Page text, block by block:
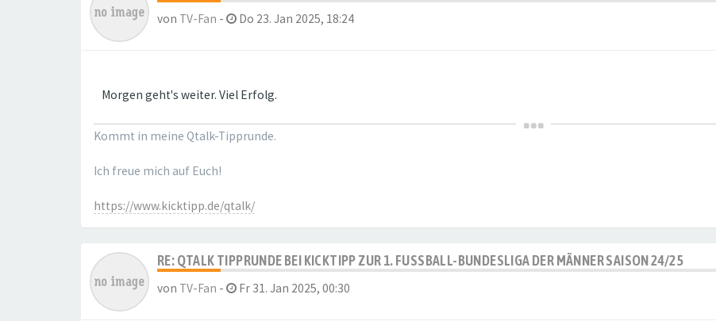
von TV-Fan - Do 23. Jan 2025, 18:24
Morgen geht's weiter. Viel Erfolg.
Kommt in meine Qtalk-Tipprunde.
Ich freue mich auf Euch!
https://www.kicktipp.de/qtalk/
RE: QTALK TIPPRUNDE BEI KICKTIPP ZUR 1. FUSSBALL-BUNDESLIGA DER MÄNNER SAISON 24/25
von TV-Fan - Fr 31. Jan 2025, 00:30